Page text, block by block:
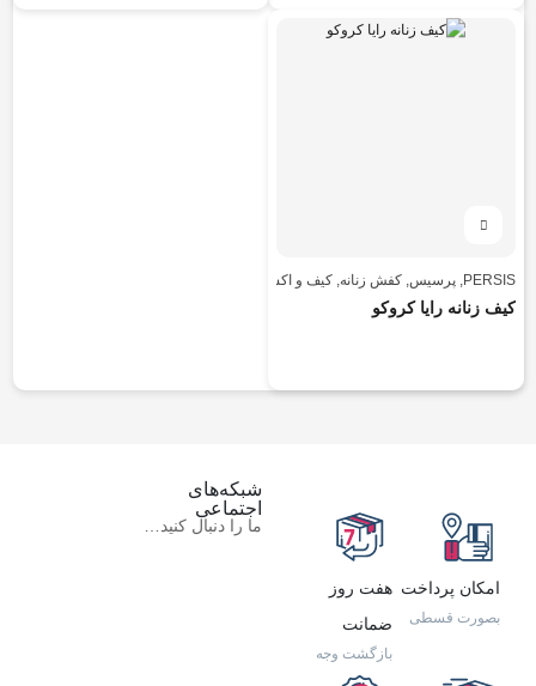
PERSIS
,پرسیس,کفش زنانه,کیف و اکسسوری
کیف زنانه رایا کروکو
امکان پرداخت
بصورت قسطی
هفت روز
ضمانت
بازگشت وجه
شبکه‌های
اجتماعی
ما را دنبال کنید…